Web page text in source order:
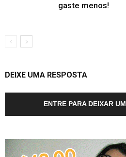
gaste menos!
DEIXE UMA RESPOSTA
ENTRE PARA DEIXAR